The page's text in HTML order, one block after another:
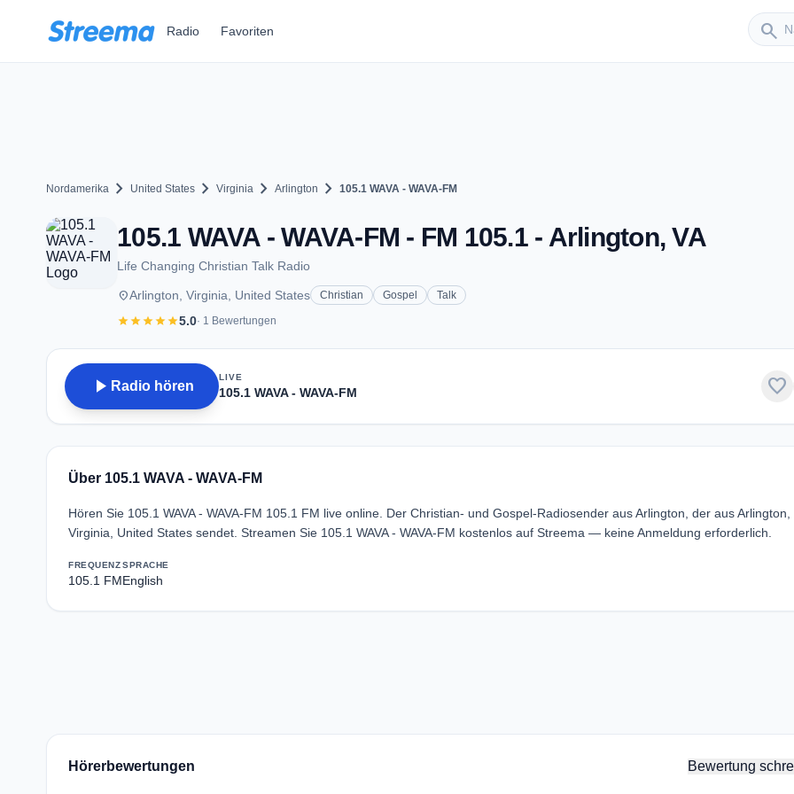
Radio Favoriten search
Nordamerika chevron_right United States chevron_right Virginia chevron_right Arlington chevron_right 105.1 WAVA - WAVA-FM
105.1 WAVA - WAVA-FM - FM 105.1 - Arlington, VA
Life Changing Christian Talk Radio
placeArlington, Virginia, United States Christian Gospel Talk
starstarstarstarstar5.0· 1 Bewertungen
play_arrow Radio hören
LIVE
105.1 WAVA - WAVA-FM favorite
Über 105.1 WAVA - WAVA-FM
Hören Sie 105.1 WAVA - WAVA-FM 105.1 FM live online. Der Christian- und Gospel-Radiosender aus Arlington, der aus Arlington,
Virginia, United States sendet. Streamen Sie 105.1 WAVA - WAVA-FM kostenlos auf Streema — keine Anmeldung erforderlich.
FREQUENZ
105.1 FM
SPRACHE
English
Hörerbewertungen Bewertung